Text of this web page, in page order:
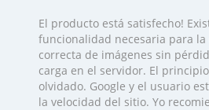
El producto está satisfecho!
funcionalidad necesaria para la
correcta de imágenes sin
carga en el servidor. El
olvidado. Google y el usuario
la velocidad del sitio. Yo